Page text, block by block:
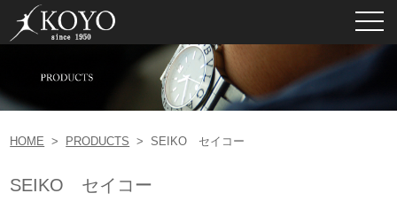
HOME > PRODUCTS > SEIKO セイコー
SEIKO セイコー